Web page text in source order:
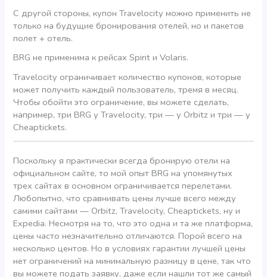
С другой стороны, купон Travelocity можно применить не
только на будущие бронирования отелей, но и пакетов
полет + отель.
BRG не применима к рейсах Spirit и Volaris.
Travelocity ограничивает количество купонов, которые
может получить каждый пользователь, тремя в месяц.
Чтобы обойти это ограничение, вы можете сделать,
например, три BRG у Travelocity, три — у Orbitz и три — у
Cheaptickets.
Поскольку я практически всегда бронирую отели на
официальном сайте, то мой опыт BRG на упомянутых
трех сайтах в основном ограничивается перелетами.
Любопытно, что сравнивать цены лучше всего между
самими сайтами — Orbitz, Travelocity, Cheaptickets, ну и
Expedia. Несмотря на то, что это одна и та же платформа,
цены часто незначительно отличаются. Порой всего на
несколько центов. Но в условиях гарантии лучшей цены
нет ограничений на минимальную разницу в цене, так что
вы можете подать заявку, даже если нашли тот же самый